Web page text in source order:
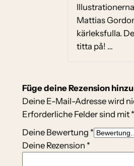
Mattias
kärleksfulla.
titta på! …
Füge deine Rezension hinzu
Deine E-Mail-Adresse wird
Erforderliche Felder sind mit *
Deine Bewertung *
Deine Rezension *